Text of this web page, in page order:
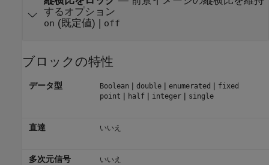
するオプション
on (既定値) | off
ブロックの特性
データ型 Boolean | double| enumerated | fixed
point | half| integer| single
直達 いいえ
多次元信号 いいえ